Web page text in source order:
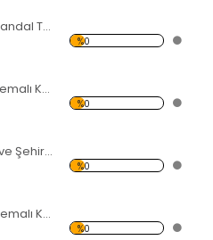
Kıyı ve iki adet Sandal Temalı Kanvas Tablo
%0
Gitar ve Kollar Temalı Kanvas Tablo
%0
Mor Işıklı Köprü ve Şehir Temalı Kanvas Tablo
%0
Gece ve Şehir Temalı Kanvas Tablo
%0